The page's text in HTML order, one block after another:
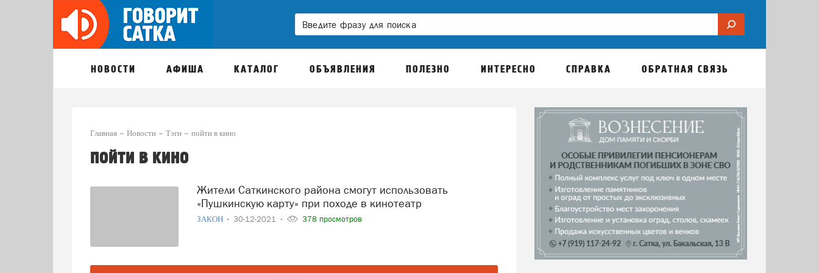
НОВОСТИ АФИША КАТАЛОГ ОБЪЯВЛЕНИЯ ПОЛЕЗНО ИНТЕРЕСНО СПРАВКА ОБРАТНАЯ СВЯЗЬ
Главная Новости Тэги пойти в кино
пойти в кино
Жители Саткинского района смогут использовать
«Пушкинскую карту» при походе в кинотеатр
ЗАКОН 30-12-2021 378 просмотров